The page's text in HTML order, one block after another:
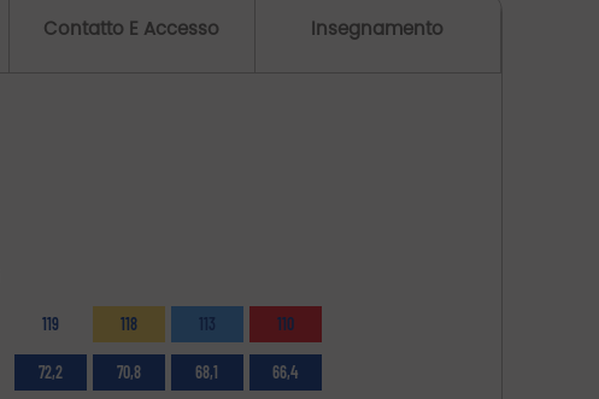
Contatto E Accesso Insegnamento
119 118 113 110
72,2 70,8 68,1 66,4